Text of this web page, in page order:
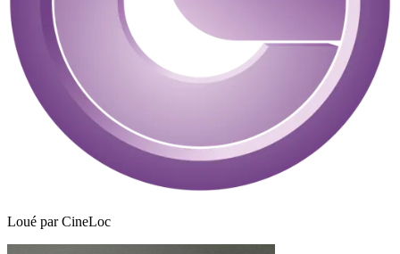
Loué parCineLoc